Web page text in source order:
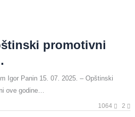
promotivni
Igor Panin 15. 07. 2025. – Opštinski
ove godine…
1064 2